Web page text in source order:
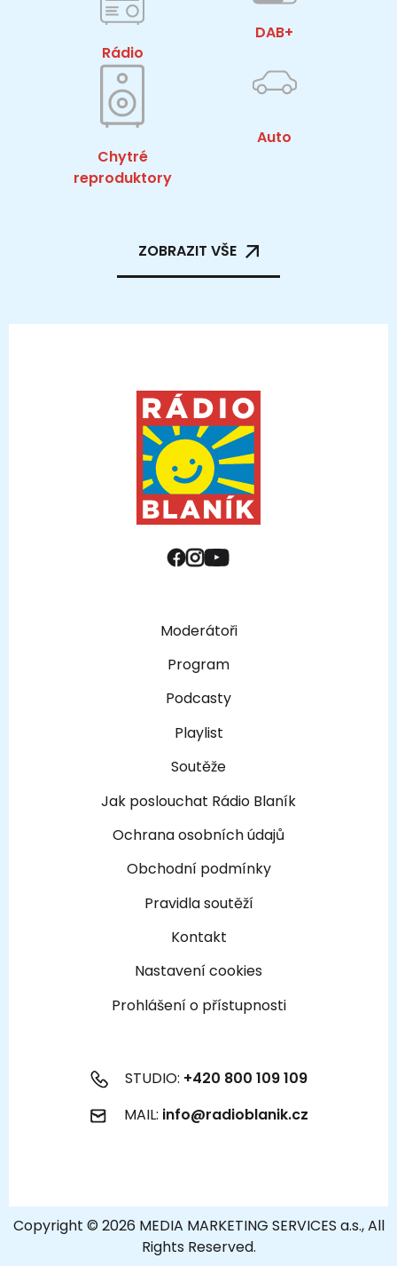
Rádio
DAB+
Chytré
reproduktory
Auto
ZOBRAZIT VŠE
Moderátoři
Program
Podcasty
Playlist
Soutěže
Jak poslouchat Rádio Blaník
Ochrana osobních údajů
Obchodní podmínky
Pravidla soutěží
Kontakt
Nastavení cookies
Prohlášení o přístupnosti
STUDIO: +420 800 109 109
MAIL: info@radioblanik.cz
Copyright © 2026 MEDIA MARKETING SERVICES a.s., All
Rights Reserved.